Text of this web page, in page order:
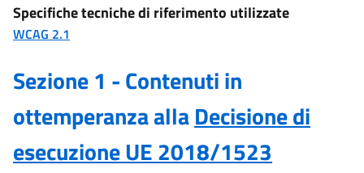
Specifiche tecniche di riferimento utilizzate
WCAG 2.1
Sezione 1 - Contenuti in
ottemperanza allaDecisione di
esecuzione UE 2018/1523